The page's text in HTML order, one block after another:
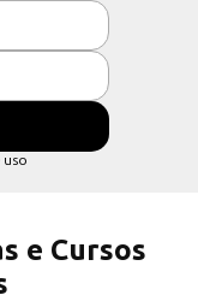
e Cursos